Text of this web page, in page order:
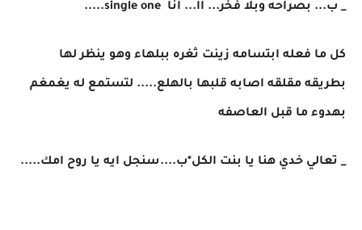
_ ب... بصراحه وبلا فخر... اآ... انا single one.....
كل ما فعله ابتسامه زينت ثغره ببلهاء وهو ينظر لها
بطريقه مقلقه اصابه قلبها بالهلع..... لتستمع له يغمغم
بهدوء ما قبل العاصفه
_ تعالي خدي هنا يا بنت الكل*ب....سنجل ايه يا روح امك.....